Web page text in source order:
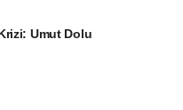
Umut Dolu